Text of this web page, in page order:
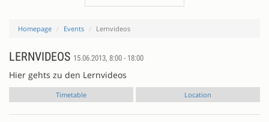
Homepage Events Lernvideos
LERNVIDEOS 15.06.2013, 8:00 - 18:00
Hier gehts zu den Lernvideos
Timetable Location